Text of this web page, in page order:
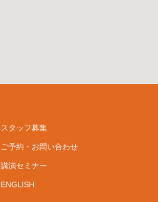
スタッフ募集
ご予約・お問い合わせ
講演セミナー
ENGLISH